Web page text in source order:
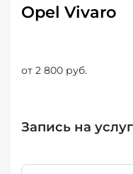
Opel Vivaro
от 2 800 руб.
Запись на